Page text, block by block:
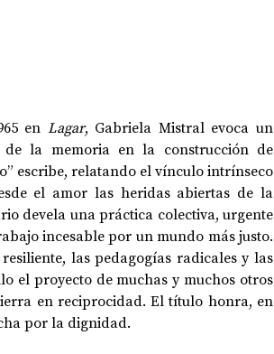
en Lagar, Gabriela Mistral evoca un
de la memoria en la construcción de
escribe, relatando el vínculo intrínseco
el amor las heridas abiertas de la
devela una práctica colectiva, urgente
incesable por un mundo más justo.
las pedagogías radicales y las
el proyecto de muchas y muchos otros
en reciprocidad. El título honra, en
por la dignidad.